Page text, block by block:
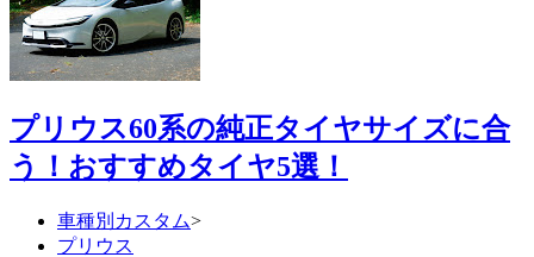
プリウス60系の純正タイヤサイズに合
う！おすすめタイヤ5選！
車種別カスタム>
プリウス